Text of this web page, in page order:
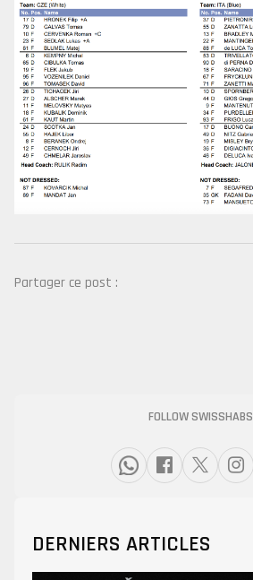
Partager ce post :
FOLLOW SWISSHABS
DERNIERS ARTICLES